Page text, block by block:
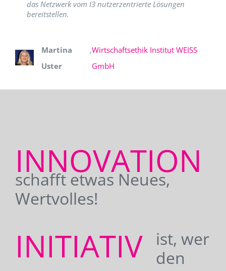
das Netzwerk vom I3 nutzerzentrierte Lösungen
bereitstellen.
Martina
Uster
,Wirtschaftsethik Institut WEISS
GmbH
INNOVATION
schafft etwas Neues,
Wertvolles!
INITIATIV
ist, wer
den